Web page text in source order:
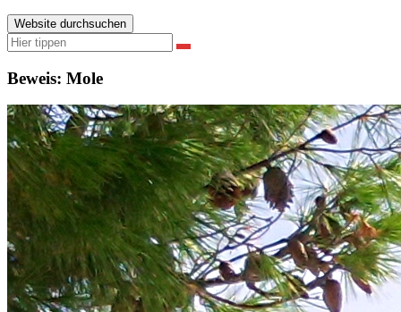
Website durchsuchen
Suchen
nach:
Suchen
Beweis: Mole